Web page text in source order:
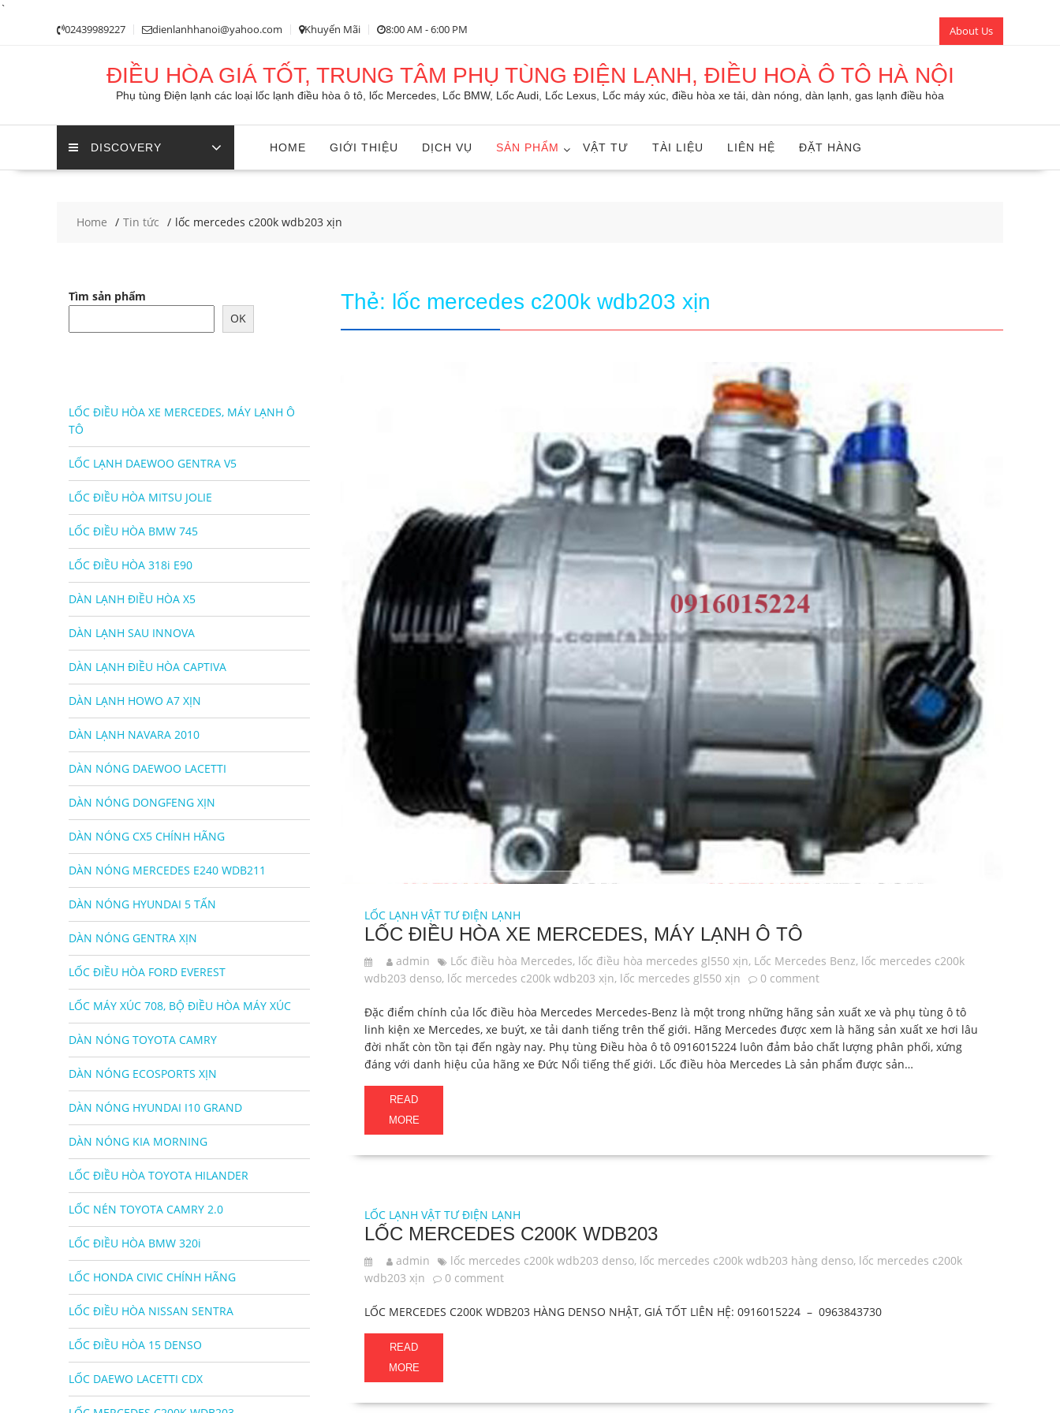
`
02439989227 dienlanhhanoi@yahoo.com Khuyến Mãi 8:00 AM - 6:00 PM About Us
ĐIỀU HÒA GIÁ TỐT, TRUNG TÂM PHỤ TÙNG ĐIỆN LẠNH, ĐIỀU HOÀ Ô TÔ HÀ NỘI
Phụ tùng Điện lạnh các loại lốc lạnh điều hòa ô tô, lốc Mercedes, Lốc BMW, Lốc Audi, Lốc Lexus, Lốc máy xúc, điều hòa xe tải, dàn nóng, dàn lạnh, gas lạnh điều hòa
DISCOVERY HOME GIỚI THIỆU DỊCH VỤ SẢN PHẨM VẬT TƯ TÀI LIỆU LIÊN HỆ ĐẶT HÀNG
Home Tin tức lốc mercedes c200k wdb203 xịn
Thẻ: lốc mercedes c200k wdb203 xịn
LỐC LẠNH VẬT TƯ ĐIỆN LẠNH
LỐC ĐIỀU HÒA XE MERCEDES, MÁY LẠNH Ô TÔ
admin Lốc điều hòa Mercedes, lốc điều hòa mercedes gl550 xịn, Lốc Mercedes Benz, lốc mercedes c200k
wdb203 denso, lốc mercedes c200k wdb203 xịn, lốc mercedes gl550 xịn 0 comment
Đặc điểm chính của lốc điều hòa Mercedes Mercedes-Benz là một trong những hãng sản xuất xe và phụ tùng ô tô
linh kiện xe Mercedes, xe buýt, xe tải danh tiếng trên thế giới. Hãng Mercedes được xem là hãng sản xuất xe hơi lâu
đời nhất còn tồn tại đến ngày nay. Phụ tùng Điều hòa ô tô 0916015224 luôn đảm bảo chất lượng phân phối, xứng
đáng với danh hiệu của hãng xe Đức Nổi tiếng thế giới. Lốc điều hòa Mercedes Là sản phẩm được sản…
READ
MORE
LỐC LẠNH VẬT TƯ ĐIỆN LẠNH
LỐC MERCEDES C200K WDB203
admin lốc mercedes c200k wdb203 denso, lốc mercedes c200k wdb203 hàng denso, lốc mercedes c200k
wdb203 xịn
0 comment
LỐC MERCEDES C200K WDB203 HÀNG DENSO NHẬT, GIÁ TỐT LIÊN HỆ: 0916015224 – 0963843730
READ
MORE
Tìm sản phẩm
OK
LỐC ĐIỀU HÒA XE MERCEDES, MÁY LẠNH Ô
TÔ
LỐC LẠNH DAEWOO GENTRA V5
LỐC ĐIỀU HÒA MITSU JOLIE
LỐC ĐIỀU HÒA BMW 745
LỐC ĐIỀU HÒA 318i E90
DÀN LẠNH ĐIỀU HÒA X5
DÀN LẠNH SAU INNOVA
DÀN LẠNH ĐIỀU HÒA CAPTIVA
DÀN LẠNH HOWO A7 XỊN
DÀN LẠNH NAVARA 2010
DÀN NÓNG DAEWOO LACETTI
DÀN NÓNG DONGFENG XỊN
DÀN NÓNG CX5 CHÍNH HÃNG
DÀN NÓNG MERCEDES E240 WDB211
DÀN NÓNG HYUNDAI 5 TẤN
DÀN NÓNG GENTRA XỊN
LỐC ĐIỀU HÒA FORD EVEREST
LỐC MÁY XÚC 708, BỘ ĐIỀU HÒA MÁY XÚC
DÀN NÓNG TOYOTA CAMRY
DÀN NÓNG ECOSPORTS XỊN
DÀN NÓNG HYUNDAI I10 GRAND
DÀN NÓNG KIA MORNING
LỐC ĐIỀU HÒA TOYOTA HILANDER
LỐC NÉN TOYOTA CAMRY 2.0
LỐC ĐIỀU HÒA BMW 320i
LỐC HONDA CIVIC CHÍNH HÃNG
LỐC ĐIỀU HÒA NISSAN SENTRA
LỐC ĐIỀU HÒA 15 DENSO
LỐC DAEWO LACETTI CDX